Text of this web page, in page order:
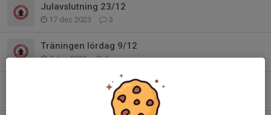
Julavslutning 23/12
17 dec 2023 3
Träningen lördag 9/12
7 dec 2023 0
Nu drar inomhussäsongen igång!
0